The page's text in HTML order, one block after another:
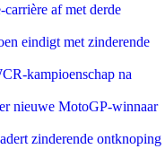
af met derde
eindigt met zinderende
kampioenschap na
nieuwe MotoGP-winnaar
zinderende ontknoping